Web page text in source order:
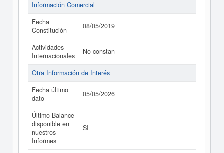
Información Comercial
Fecha
Constitución
08/05/2019
Actividades
Internacionales
No constan
Otra Información de Interés
Fecha último
dato
05/05/2026
Último Balance
disponible en
nuestros
Informes
SI